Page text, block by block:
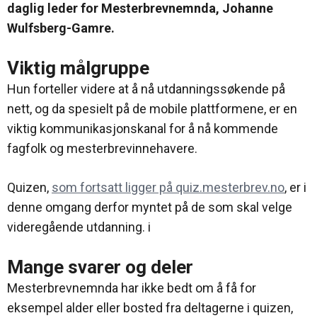
daglig leder for Mesterbrevnemnda, Johanne
Wulfsberg-Gamre.
Viktig målgruppe
Hun forteller videre at å nå utdanningssøkende på
nett, og da spesielt på de mobile plattformene, er en
viktig kommunikasjonskanal for å nå kommende
fagfolk og mesterbrevinnehavere.
Quizen, som fortsatt ligger på quiz.mesterbrev.no, er i
denne omgang derfor myntet på de som skal velge
videregående utdanning. i
Mange svarer og deler
Mesterbrevnemnda har ikke bedt om å få for
eksempel alder eller bosted fra deltagerne i quizen,